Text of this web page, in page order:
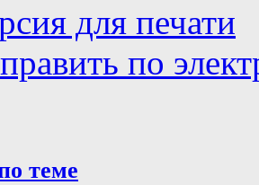
для печати
по
теме